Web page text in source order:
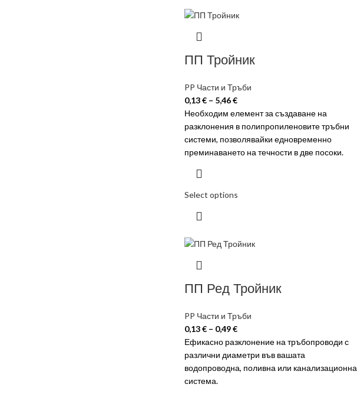
ПП Тройник
PP Части и Тръби
0,13€ – 5,46€
Необходим елемент за създаване на
разклонения в полипропиленовите тръбни
системи, позволявайки едновременно
преминаването на течности в две посоки.
Select options
ПП Ред Тройник
PP Части и Тръби
0,13€ – 0,49€
Ефикасно разклонение на тръбопроводи с
различни диаметри във вашата
водопроводна, поливна или канализационна
система.